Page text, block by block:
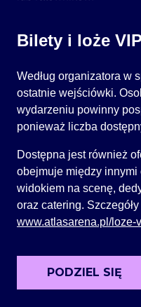
Bilety i loże
Według organizatora w
ostatnie wejściówki.
wydarzeniu powinny
ponieważ liczba
Dostępna jest również
obejmuje między
widokiem na scenę,
oraz catering.
www.atlasarena.pl/loze-
PODZIEL SIĘ